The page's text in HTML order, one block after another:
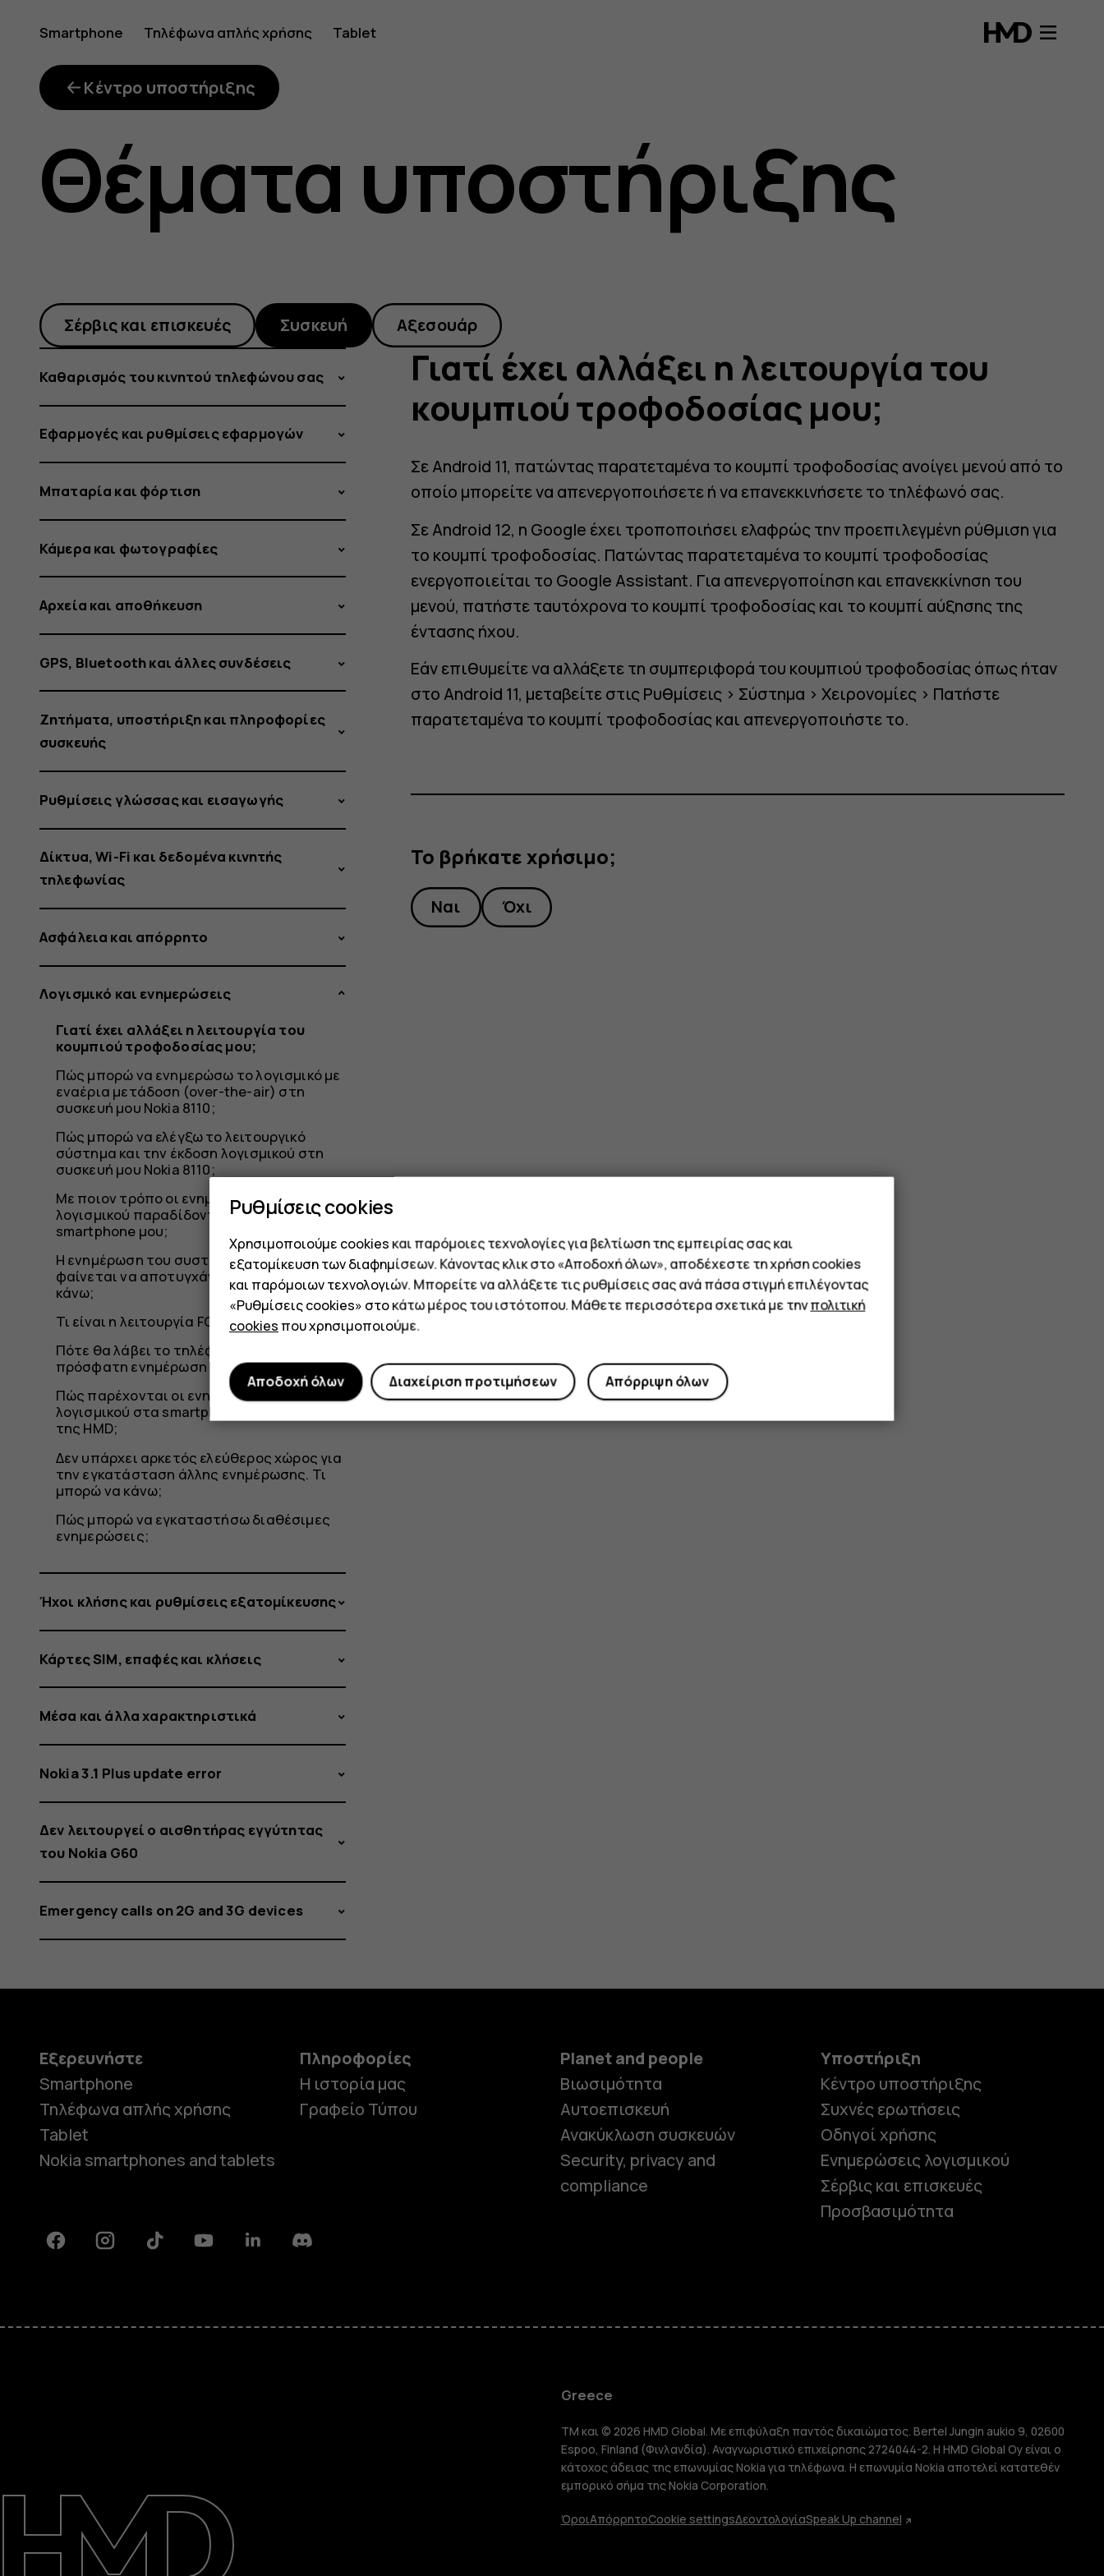
Γιατί
έχει
αλλάξει
η
λειτουργία
του
κουμπιού
τροφοδοσίας
μου;
Smartphone Τηλέφωνα απλής χρήσης Tablet
Smartphone
Τηλέφωνα απλής χρήσης
Tablet
Υποστήριξη
Greece
Κέντρο υποστήριξης
Θέματα υποστήριξης
Σέρβις και επισκευές Συσκευή Αξεσουάρ
Καθαρισμός του κινητού τηλεφώνου σας
Εφαρμογές και ρυθμίσεις εφαρμογών
Μπαταρία και φόρτιση
Κάμερα και φωτογραφίες
Αρχεία και αποθήκευση
GPS, Bluetooth και άλλες συνδέσεις
Ζητήματα, υποστήριξη και πληροφορίες
συσκευής
Ρυθμίσεις γλώσσας και εισαγωγής
Δίκτυα, Wi-Fi και δεδομένα κινητής
τηλεφωνίας
Ασφάλεια και απόρρητο
Λογισμικό και ενημερώσεις
Γιατί έχει αλλάξει η λειτουργία του
κουμπιού τροφοδοσίας μου;
Πώς μπορώ να ενημερώσω το λογισμικό με
εναέρια μετάδοση (over-the-air) στη
συσκευή μου Nokia 8110;
Πώς μπορώ να ελέγξω το λειτουργικό
σύστημα και την έκδοση λογισμικού στη
συσκευή μου Nokia 8110;
Με ποιον τρόπο οι ενημερώσεις
λογισμικού παραδίδονται στο Nokia
smartphone μου;
Η ενημέρωση του συστήματος μέσω OTA
φαίνεται να αποτυγχάνει. Τι πρέπει να
κάνω;
Τι είναι η λειτουργία FOTA;
Πότε θα λάβει το τηλέφωνό μου την πιο
πρόσφατη ενημέρωση ασφαλείας;
Πώς παρέχονται οι ενημερώσεις
λογισμικού στα smartphone της Nokia και
της HMD;
Δεν υπάρχει αρκετός ελεύθερος χώρος για
την εγκατάσταση άλλης ενημέρωσης. Τι
μπορώ να κάνω;
Πώς μπορώ να εγκαταστήσω διαθέσιμες
ενημερώσεις;
Ήχοι κλήσης και ρυθμίσεις εξατομίκευσης
Κάρτες SIM, επαφές και κλήσεις
Μέσα και άλλα χαρακτηριστικά
Nokia 3.1 Plus update error
Δεν λειτουργεί ο αισθητήρας εγγύτητας
του Nokia G60
Emergency calls on 2G and 3G devices
Γιατί έχει αλλάξει η λειτουργία του
κουμπιού τροφοδοσίας μου;
Σε Android 11, πατώντας παρατεταμένα το κουμπί τροφοδοσίας ανοίγει μενού από το
οποίο μπορείτε να απενεργοποιήσετε ή να επανεκκινήσετε το τηλέφωνό σας.
Σε Android 12, η Google έχει τροποποιήσει ελαφρώς την προεπιλεγμένη ρύθμιση για
το κουμπί τροφοδοσίας. Πατώντας παρατεταμένα το κουμπί τροφοδοσίας
ενεργοποιείται το Google Assistant. Για απενεργοποίηση και επανεκκίνηση του
μενού, πατήστε ταυτόχρονα το κουμπί τροφοδοσίας και το κουμπί αύξησης της
έντασης ήχου.
Εάν επιθυμείτε να αλλάξετε τη συμπεριφορά του κουμπιού τροφοδοσίας όπως ήταν
στο Android 11, μεταβείτε στις Ρυθμίσεις > Σύστημα >Χειρονομίες > Πατήστε
παρατεταμένα το κουμπί τροφοδοσίας και απενεργοποιήστε το.
Το βρήκατε χρήσιμο;
Ναι Όχι
Εξερευνήστε
Smartphone
Τηλέφωνα απλής χρήσης
Tablet
Nokia smartphones and tablets
Πληροφορίες
Η ιστορία μας
Γραφείο Τύπου
Planet and people
Βιωσιμότητα
Αυτοεπισκευή
Ανακύκλωση συσκευών
Security, privacy and
compliance
Υποστήριξη
Κέντρο υποστήριξης
Συχνές ερωτήσεις
Οδηγοί χρήσης
Ενημερώσεις λογισμικού
Σέρβις και επισκευές
Προσβασιμότητα
FacebookInstagramTiktok YoutubeLinkedinDiscord
Greece
TM και © 2026 HMD Global. Με επιφύλαξη παντός δικαιώματος. Bertel Jungin aukio 9, 02600
Espoo, Finland (Φινλανδία). Αναγνωριστικό επιχείρησης 2724044-2. Η HMD Global Oy είναι ο
κάτοχος άδειας της επωνυμίας Nokia για τηλέφωνα. Η επωνυμία Nokia αποτελεί κατατεθέν
εμπορικό σήμα της Nokia Corporation.
ΌροιΑπόρρητοCookie settingsΔεοντολογίαSpeak Up channel
Ρυθμίσεις cookies
Χρησιμοποιούμε cookies και παρόμοιες τεχνολογίες για βελτίωση της εμπειρίας σας και
εξατομίκευση των διαφημίσεων. Κάνοντας κλικ στο «Αποδοχή όλων», αποδέχεστε τη χρήση cookies
και παρόμοιων τεχνολογιών. Μπορείτε να αλλάξετε τις ρυθμίσεις σας ανά πάσα στιγμή επιλέγοντας
«Ρυθμίσεις cookies» στο κάτω μέρος του ιστότοπου. Μάθετε περισσότερα σχετικά με τηνπολιτική
cookies που χρησιμοποιούμε.
Απόρριψη όλων
Διαχείριση προτιμήσεων
Αποδοχή όλων